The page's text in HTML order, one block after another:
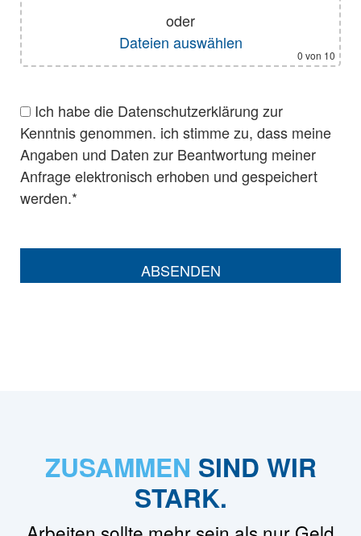
oder
Dateien auswählen
0 von 10
Ich habe die Datenschutzerklärung zur
Kenntnis genommen. ich stimme zu, dass meine
Angaben und Daten zur Beantwortung meiner
Anfrage elektronisch erhoben und gespeichert
werden.*
ZUSAMMEN SIND WIR
STARK.